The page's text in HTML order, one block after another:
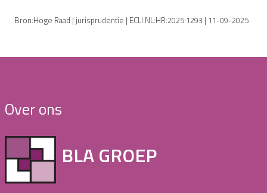
Bron:Hoge Raad | jurisprudentie | ECLI:NL:HR:2025:1293 | 11-09-2025
Over ons
BLA GROEP